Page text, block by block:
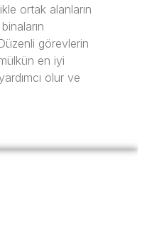
ortak alanların
görevlerin
en iyi
olur ve